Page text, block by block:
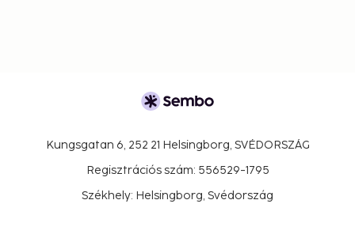
Kungsgatan 6, 252 21 Helsingborg, SVÉDORSZÁG
Regisztrációs szám: 556529-1795
Székhely: Helsingborg, Svédország